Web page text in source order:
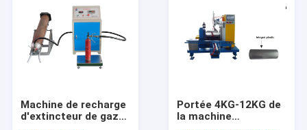
Machine de recharge
d'extincteur de gaz
Portée 4KG-12KG de
la machine